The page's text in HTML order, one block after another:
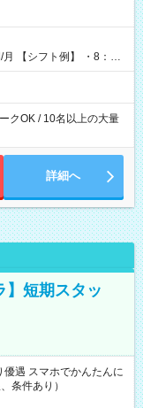
00
クOK / 10名以上の大量
詳細へ
】短期スタッ
遇 スマホでかんたんに
条件あり）